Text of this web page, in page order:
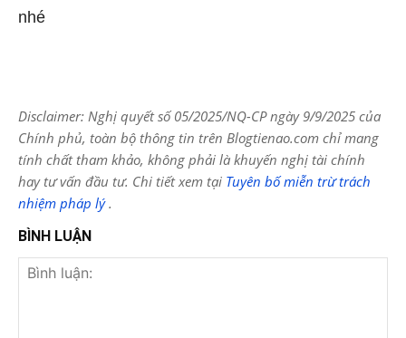
nhé
Disclaimer: Nghị quyết số 05/2025/NQ-CP ngày 9/9/2025 của
Chính phủ, toàn bộ thông tin trên Blogtienao.com chỉ mang
tính chất tham khảo, không phải là khuyến nghị tài chính
hay tư vấn đầu tư. Chi tiết xem tại Tuyên bố miễn trừ trách
nhiệm pháp lý.
BÌNH LUẬN